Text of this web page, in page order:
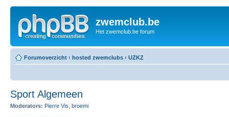
zwemclub.be
Het zwemclub.be forum
Forumoverzicht ‹ hosted zwemclubs ‹ UZKZ
Sport Algemeen
Moderators: Pierre Vis broemi